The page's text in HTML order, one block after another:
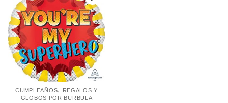
CUMPLEAÑOS,
REGALOS Y
GLOBOS POR BURBULA